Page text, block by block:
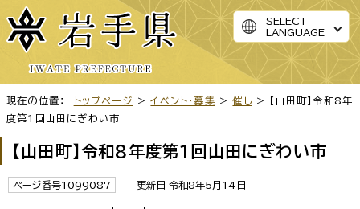
SELECT
LANGUAGE
現在の位置： トップページ >イベント・募集 >催し> 【山田町】令和8年
度第1回山田にぎわい市
【山田町】令和8年度第1回山田にぎわい市
ページ番号1099087 更新日 令和8年5月14日